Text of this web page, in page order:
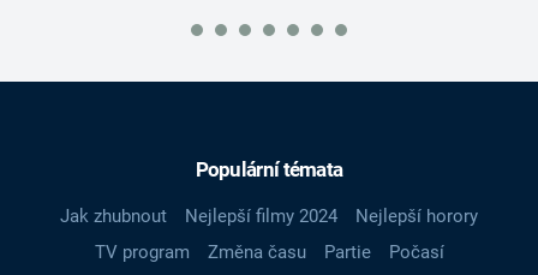
Populární témata
Jak zhubnout Nejlepší filmy 2024
Nejlepší horory
TV program
Změna času Partie
Počasí